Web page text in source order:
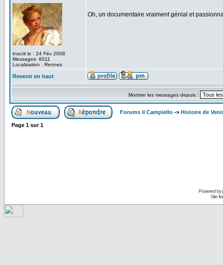
Inscrit le : 24 Fév 2008
Messages: 6011
Localisation : Rennes
Oh, un documentaire vraiment génial et
Revenir en haut
Montrer les messages depuis :
Forums il Campiello -> Histoire de
Page 1 sur1
Powered by
Site